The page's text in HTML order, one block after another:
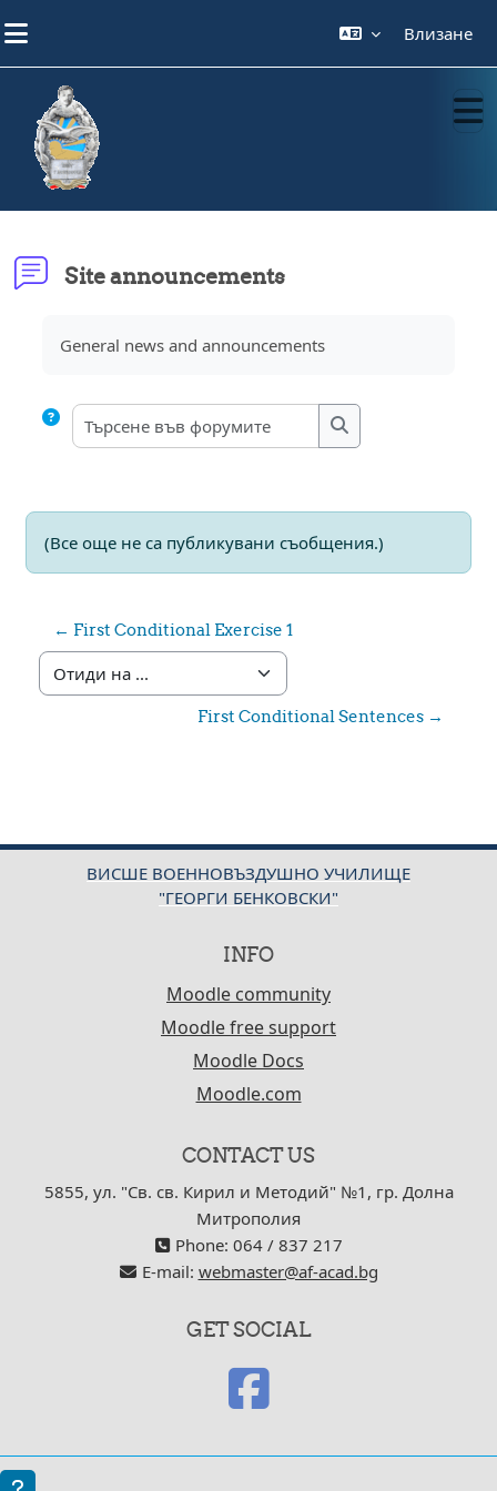
Влизане
Site announcements
General news and announcements
Търсене във
ТЪРСЕНЕ ВЪВ
(Все още не са публикувани съобщения.)
← First Conditional Exercise 1
Отиди на ...
First Conditional Sentences →
ВИСШЕ ВОЕННОВЪЗДУШНО УЧИЛИЩЕ
"ГЕОРГИ БЕНКОВСКИ"
INFO
Moodle community
Moodle free support
Moodle Docs
Moodle.com
CONTACT US
5855, ул. "Св. св. Кирил и Методий" №1, гр. Долна
Митрополия
Phone: 064 / 837 217
E-mail: webmaster@af-acad.bg
GET SOCIAL